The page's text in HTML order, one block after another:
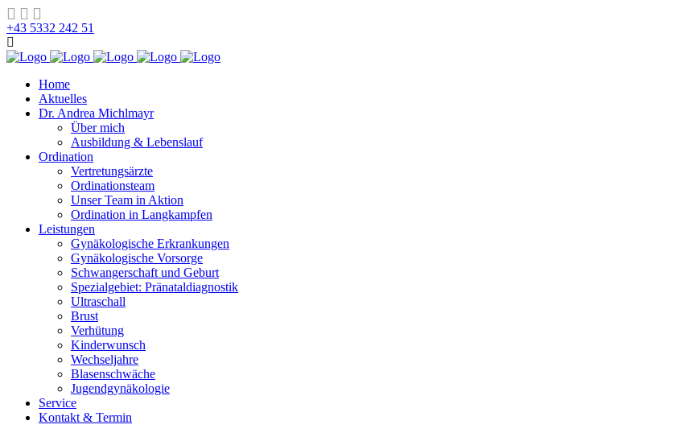
+43 5332 242 51
Home
Aktuelles
Dr. Andrea Michlmayr
Über mich
Ausbildung & Lebenslauf
Ordination
Vertretungsärzte
Ordinationsteam
Unser Team in Aktion
Ordination in Langkampfen
Leistungen
Gynäkologische Erkrankungen
Gynäkologische Vorsorge
Schwangerschaft und Geburt
Spezialgebiet: Pränataldiagnostik
Ultraschall
Brust
Verhütung
Kinderwunsch
Wechseljahre
Blasenschwäche
Jugendgynäkologie
Service
Kontakt & Termin